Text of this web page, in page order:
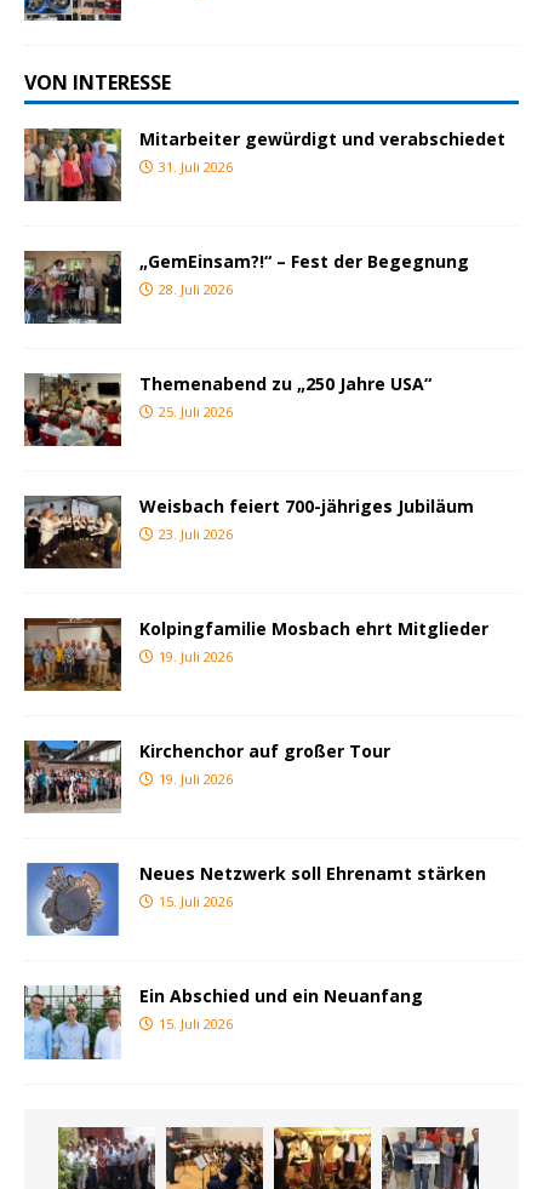
VON INTERESSE
Mitarbeiter gewürdigt und verabschiedet
31. Juli 2026
„GemEinsam?!“ – Fest der Begegnung
28. Juli 2026
Themenabend zu „250 Jahre USA“
25. Juli 2026
Weisbach feiert 700-jähriges Jubiläum
23. Juli 2026
Kolpingfamilie Mosbach ehrt Mitglieder
19. Juli 2026
Kirchenchor auf großer Tour
19. Juli 2026
Neues Netzwerk soll Ehrenamt stärken
15. Juli 2026
Ein Abschied und ein Neuanfang
15. Juli 2026